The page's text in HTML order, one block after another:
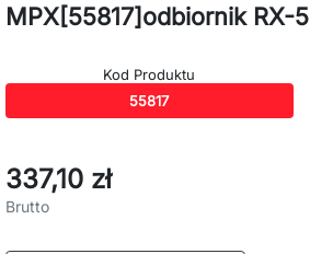
MPX[55817]odbiornik RX-5
Kod Produktu
55817
337,10 zł
Brutto